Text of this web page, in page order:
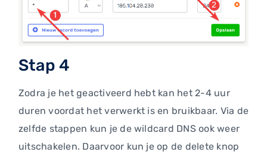
Stap 4
Zodra je het geactiveerd hebt kan het 2-4 uur
duren voordat het verwerkt is en bruikbaar. Via de
zelfde stappen kun je de wildcard DNS ook weer
uitschakelen. Daarvoor kun je op de delete knop